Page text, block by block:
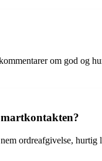
om god og
ordreafgivelse,